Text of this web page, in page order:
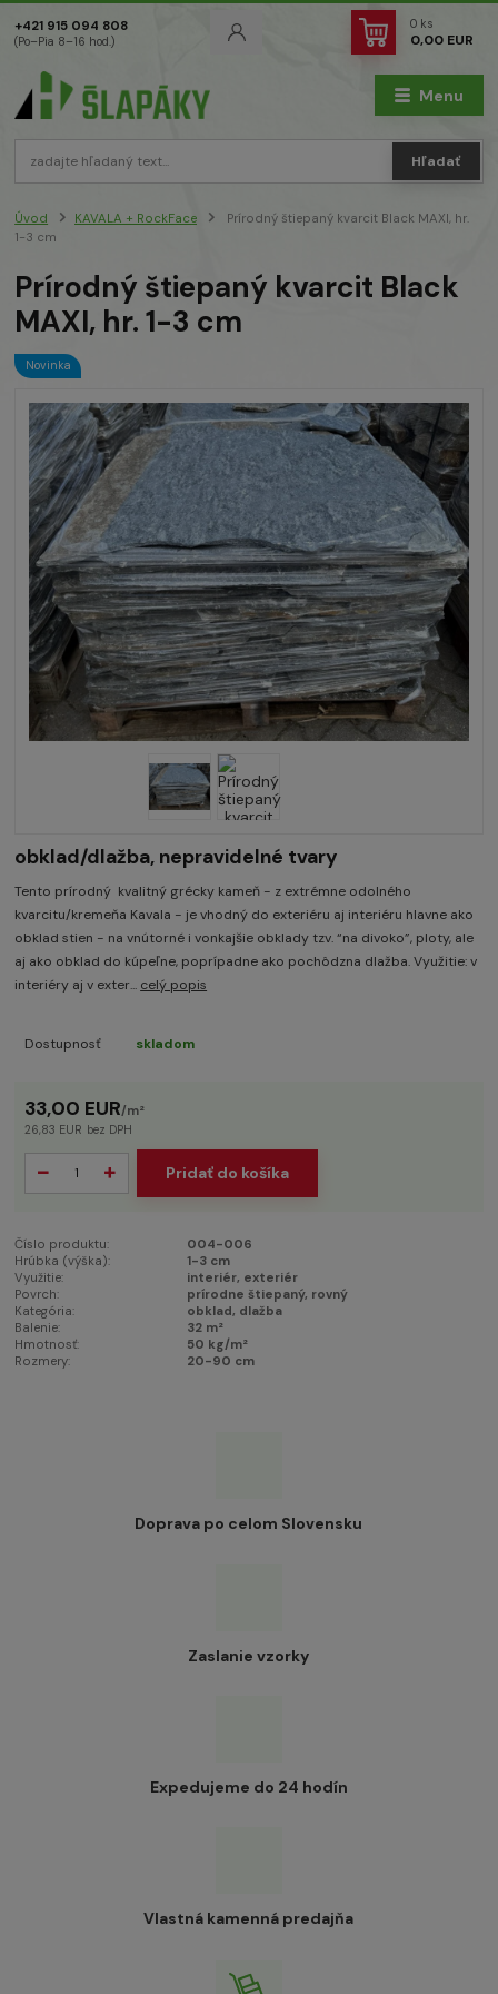
Menu
Hľadať
+421 915 094 808
(Po–Pia 8–16 hod.)
0 ks
0,00 EUR
Úvod KAVALA + RockFace
Prírodný štiepaný kvarcit Black MAXI, hr.
1-3 cm
Prírodný štiepaný kvarcit Black
MAXI, hr. 1-3 cm
Novinka
obklad/dlažba, nepravidelné tvary
Tento prírodný kvalitný grécky kameň - z extrémne odolného
kvarcitu/kremeňa Kavala - je vhodný do exteriéru aj interiéru hlavne ako
obklad stien - na vnútorné i vonkajšie obklady tzv. “na divoko”, ploty, ale
aj ako obklad do kúpeľne, poprípadne ako pochôdzna dlažba. Využitie: v
interiéry aj v exter... celý popis
Dostupnosť skladom
33,00 EUR/m²
26,83 EUR bez DPH
Pridať do košíka
Číslo produktu:
004-006
Hrúbka (výška):
1-3 cm
Využitie:
interiér, exteriér
Povrch:
prírodne štiepaný, rovný
Kategória:
obklad, dlažba
Balenie:
32 m²
Hmotnosť:
50 kg/m²
Rozmery:
20-90 cm
Doprava po celom Slovensku
Zaslanie vzorky
Expedujeme do 24 hodín
Vlastná kamenná predajňa